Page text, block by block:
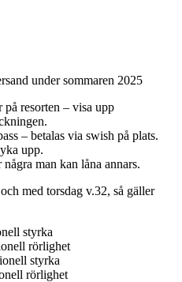
under sommaren 2025
på resorten – visa upp
– betalas via swish på plats.
upp.
man kan låna annars.
med torsdag v.32, så gäller
styrka
rörlighet
styrka
rörlighet